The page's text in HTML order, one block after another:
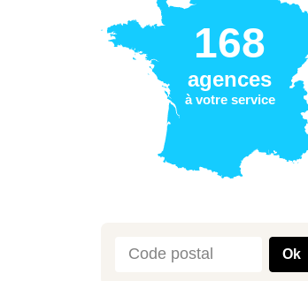
168
agences
à votre service
Ok